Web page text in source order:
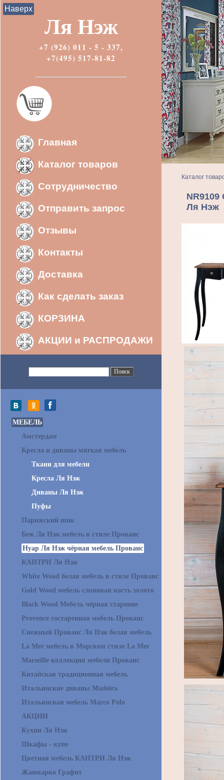
Ля Нэж
+7 (926) 011 - 5 - 337,
+7(495) 517-81-82
Главная
Каталог товаров
Сотрудничество
Отправить запрос
Отзывы
Контакты
Доставка
Как сделать заказ
КОРЗИНА
АКЦИИ и РАСПРОДАЖИ
МЕБЕЛЬ
Амстердам
Кресла и диваны мягкая мебель
Ткани для мебели
Кресла Ля Нэж
Диваны Ля Нэж
Пуфы
Парижский шик
Беж Ля Нэж мебель в стиле Прованс
Нуар Ля Нэж чёрная мебель Прованс
КАНТРИ Ля Нэж
White Wood белая мебель в стиле Прованс
Gold Wood мебель слоновая кость золото
Black Wood Мебель чёрная старение
Provence состаренная мебель Прованс
Снежный Прованс Ля Нэж белая мебель
La Mer мебель в Морском стиле La Mer
Marseille коллекция мебели Прованс
Китайская традиционная мебель
Итальянские диваны Madeira
Итальянская мебель Marco Polo
АКЦИИ
Кухни Ля Нэж
Шкафы - купе
Цветная мебель КАНТРИ Ля Нэж
Жанмарко Графит
Каталог
Ля Нэж
Наверх